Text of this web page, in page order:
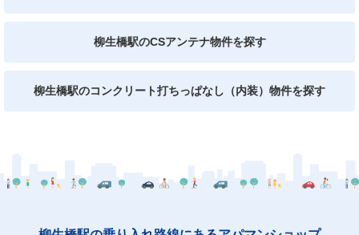
柳生橋駅のCSアンテナ物件を探す
柳生橋駅のコンクリート打ちっぱなし（内装）物件を探す